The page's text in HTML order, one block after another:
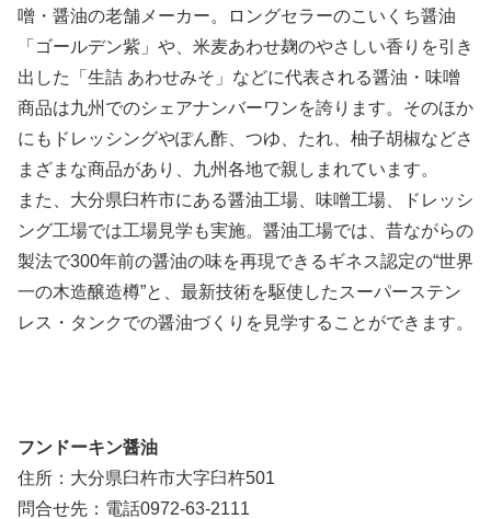
噌・醤油の老舗メーカー。ロングセラーのこいくち醤油
「ゴールデン紫」や、米麦あわせ麹のやさしい香りを引き
出した「生詰 あわせみそ」などに代表される醤油・味噌
商品は九州でのシェアナンバーワンを誇ります。そのほか
にもドレッシングやぽん酢、つゆ、たれ、柚子胡椒などさ
まざまな商品があり、九州各地で親しまれています。
また、大分県臼杵市にある醤油工場、味噌工場、ドレッシ
ング工場では工場見学も実施。醤油工場では、昔ながらの
製法で300年前の醤油の味を再現できるギネス認定の“世界
一の木造醸造樽”と、最新技術を駆使したスーパーステン
レス・タンクでの醤油づくりを見学することができます。
フンドーキン醤油
住所：大分県臼杵市大字臼杵501
問合せ先：電話0972-63-2111